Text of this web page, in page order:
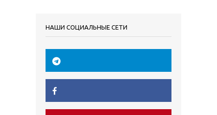
НАШИ СОЦИАЛЬНЫЕ СЕТИ